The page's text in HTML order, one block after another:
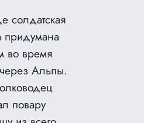
солдатская
придумана
во время
Альпы.
повару